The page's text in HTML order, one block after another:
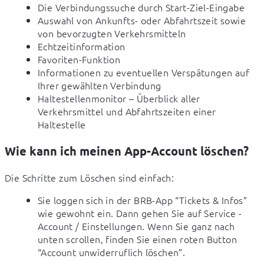
Die Verbindungssuche durch Start-Ziel-Eingabe
Auswahl von Ankunfts- oder Abfahrtszeit sowie
von bevorzugten Verkehrsmitteln
Echtzeitinformation
Favoriten-Funktion
Informationen zu eventuellen Verspätungen auf
Ihrer gewählten Verbindung
Haltestellenmonitor – Überblick aller
Verkehrsmittel und Abfahrtszeiten einer
Haltestelle
Wie kann ich meinen App-Account löschen?
Die Schritte zum Löschen sind einfach:
Sie loggen sich in der BRB-App “Tickets & Infos”
wie gewohnt ein. Dann gehen Sie auf Service -
Account / Einstellungen. Wenn Sie ganz nach
unten scrollen, finden Sie einen roten Button
“Account unwiderruflich löschen”.